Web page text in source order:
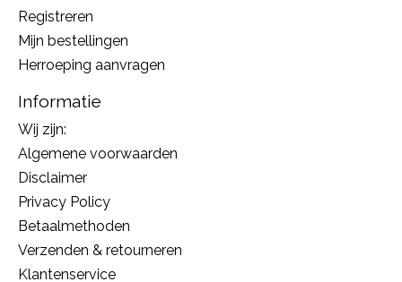
Registreren
Mijn bestellingen
Herroeping aanvragen
Informatie
Wij zijn:
Algemene voorwaarden
Disclaimer
Privacy Policy
Betaalmethoden
Verzenden & retourneren
Klantenservice